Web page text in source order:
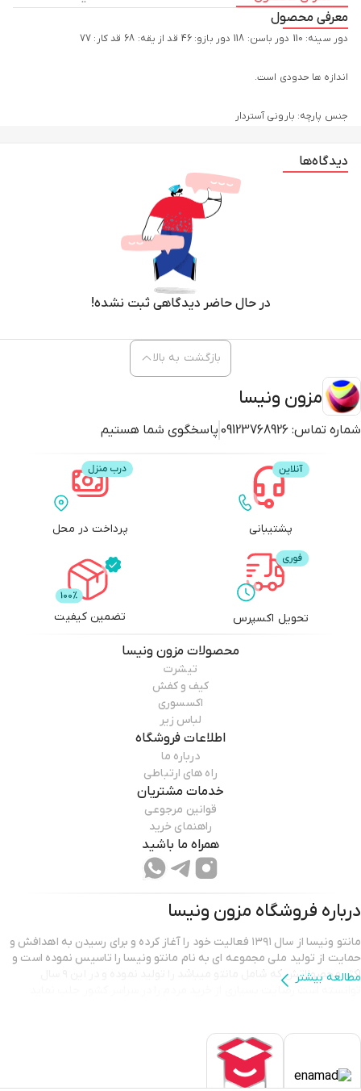
معرفی محصول
دور سینه: 110 دور باسن: 118 دور بازو: 46 قد از یقه: 68 قد کار: 77
جنس پارچه: بارونی آستردار
دیدگاه‌ها
در حال حاضر دیدگاهی ثبت نشده!
مزون ونیسا
شماره تماس: 09123768926 پاسخگوی شما هستیم
بازگشت به بالا
پشتیبانی پرداخت در محل
تحویل اکسپرس تضمین کیفیت
محصولات مزون ونیسا
تیشرت
کیف و کفش
اکسسوری
لباس زیر
اطلاعات فروشگاه
درباره ما
راه های ارتباطی
خدمات مشتریان
قوانین مرجوعی
راهنمای خرید
همراه ما باشید
درباره فروشگاه مزون ونیسا
مانتو ونیسا از سال ۱۳۹۱ فعالیت خود را آغاز کرده و برای رسیدن به اهدافش و
حمایت از تولید ملی مجموعه ای به نام مانتو ونیسا را تاسیس نموده است و
توانسته است رضایت بسیاری از خرید مردم را در سراسر کشور جلب نماید
مطالعه بیشتر